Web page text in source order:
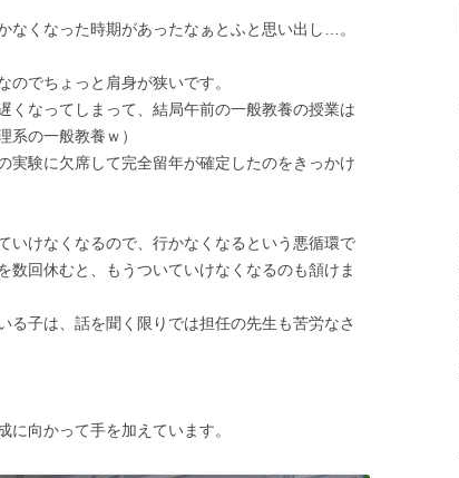
なくなった時期があったなぁとふと思い出し…。
でちょっと肩身が狭いです。
くなってしまって、結局午前の一般教養の授業は
系の一般教養ｗ）
実験に欠席して完全留年が確定したのをきっかけ
いけなくなるので、行かなくなるという悪循環で
数回休むと、もうついていけなくなるのも頷けま
る子は、話を聞く限りでは担任の先生も苦労なさ
向かって手を加えています。